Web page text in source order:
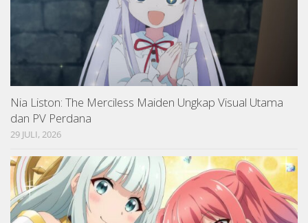
Nia Liston: The Merciless Maiden Ungkap Visual Utama
dan PV Perdana
29 JULI, 2026